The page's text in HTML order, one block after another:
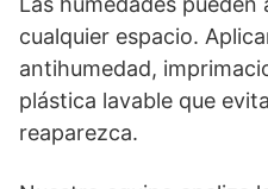
cualquier espacio.
antihumedad,
plástica lavable que
reaparezca.